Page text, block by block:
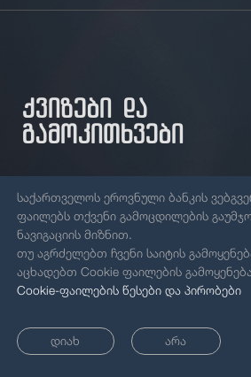
ქვიზები და
გამოკითხვები
მონაწილეობა
შეარჩიე სასურველი
საქართველოს ეროვნული ბანკის
ფაილებს თქვენი გამოცდილების
ნავიგაციის მიზნით.
თუ აგრძელებთ ჩვენი საიტის
აცხადებთ Cookie ფაილების
Cookie-ფაილების წესები და პირობები
დიახ არა